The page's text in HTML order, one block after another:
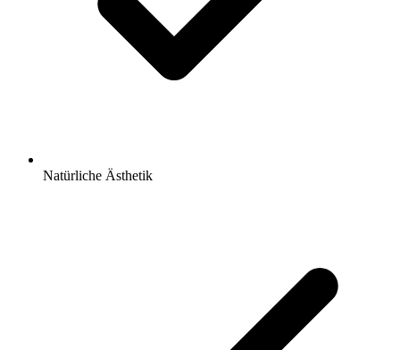
Natürliche Ästhetik